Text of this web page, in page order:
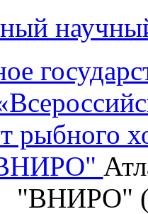
рыбного
"ВНИРО"